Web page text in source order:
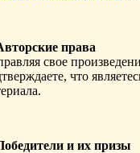
права
свое
что
и их призы